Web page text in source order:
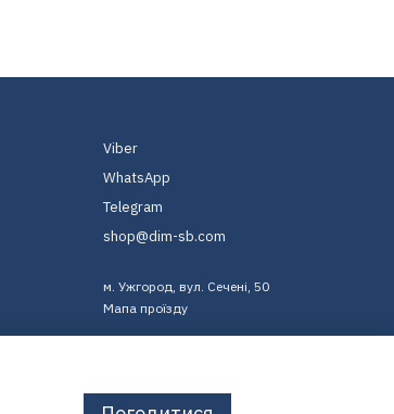
Viber
WhatsApp
Telegram
shop@dim-sb.com
м. Ужгород, вул. Сечені, 50
Мапа проїзду